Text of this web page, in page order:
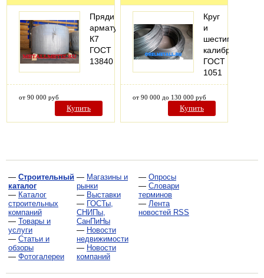
Пряди
арматурные
К7
ГОСТ
13840
от 90 000 руб
Купить
Круг
и
шестигранник
калиброванный
ГОСТ
1051
от 90 000 до 130 000 руб
Купить
— Строительный
каталог
— Каталог
строительных
компаний
— Товары и
услуги
— Статьи и
обзоры
— Фотогалереи
— Магазины и
рынки
— Выставки
— ГОСТы,
СНИПы,
СанПиНы
— Новости
недвижимости
— Новости
компаний
— Опросы
— Словари
терминов
— Лента
новостей RSS